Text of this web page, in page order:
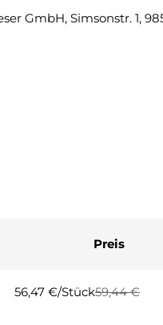
GmbH, Simsonstr. 1,
Preis
56,47 €/Stück
Regulärer
59,44 €
Verkaufspreis